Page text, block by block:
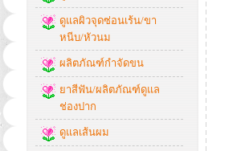
ดูแลผิวจุดซ่อนเร้น/ขา
หนีบ/หัวนม
ผลิตภัณฑ์กำจัดขน
ยาสีฟัน/ผลิตภัณฑ์ดูแล
ช่องปาก
ดูแลเส้นผม